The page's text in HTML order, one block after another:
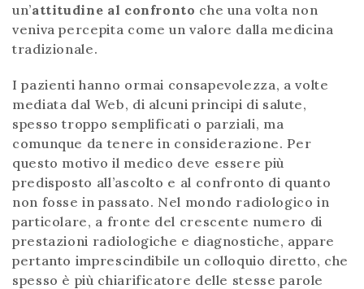
un’attitudine al confronto che una volta non
veniva percepita come un valore dalla medicina
tradizionale.
I pazienti hanno ormai consapevolezza, a volte
mediata dal Web, di alcuni principi di salute,
spesso troppo semplificati o parziali, ma
comunque da tenere in considerazione. Per
questo motivo il medico deve essere più
predisposto all’ascolto e al confronto di quanto
non fosse in passato. Nel mondo radiologico in
particolare, a fronte del crescente numero di
prestazioni radiologiche e diagnostiche, appare
pertanto imprescindibile un colloquio diretto, che
spesso è più chiarificatore delle stesse parole